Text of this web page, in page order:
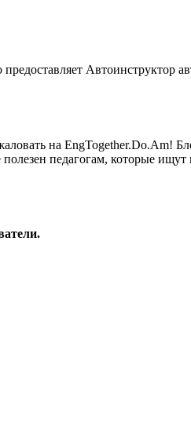
Автоинструктор
на EngTogether.Do.Am!
педагогам, которые ищут